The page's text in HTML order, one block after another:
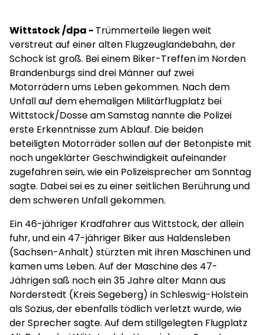
Wittstock /dpa - Trümmerteile liegen weit
verstreut auf einer alten Flugzeuglandebahn, der
Schock ist groß. Bei einem Biker-Treffen im Norden
Brandenburgs sind drei Männer auf zwei
Motorrädern ums Leben gekommen. Nach dem
Unfall auf dem ehemaligen Militärflugplatz bei
Wittstock/Dosse am Samstag nannte die Polizei
erste Erkenntnisse zum Ablauf. Die beiden
beteiligten Motorräder sollen auf der Betonpiste mit
noch ungeklärter Geschwindigkeit aufeinander
zugefahren sein, wie ein Polizeisprecher am Sonntag
sagte. Dabei sei es zu einer seitlichen Berührung und
dem schweren Unfall gekommen.
Ein 46-jähriger Kradfahrer aus Wittstock, der allein
fuhr, und ein 47-jähriger Biker aus Haldensleben
(Sachsen-Anhalt) stürzten mit ihren Maschinen und
kamen ums Leben. Auf der Maschine des 47-
Jährigen saß noch ein 35 Jahre alter Mann aus
Norderstedt (Kreis Segeberg) in Schleswig-Holstein
als Sozius, der ebenfalls tödlich verletzt wurde, wie
der Sprecher sagte. Auf dem stillgelegten Flugplatz